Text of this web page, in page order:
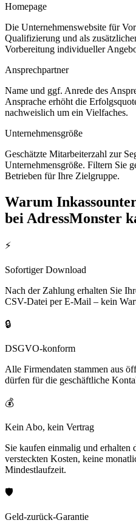
Homepage
Die Unternehmenswebsite für
Qualifizierung und als
Vorbereitung individueller
Ansprechpartner
Name und ggf. Anrede des
Ansprache erhöht die
nachweislich um ein Vielfaches.
Unternehmensgröße
Geschätzte Mitarbeiterzahl zur
Unternehmensgröße. Filtern Sie
Betrieben für Ihre Zielgruppe.
Warum
bei AdressMonster
⚡
Sofortiger Download
Nach der Zahlung erhalten Sie
CSV-Datei per E-Mail – kein
🔒
DSGVO-konform
Alle Firmendaten stammen aus
dürfen für die geschäftliche
💰
Kein Abo, kein Vertrag
Sie kaufen einmalig und erhalten
versteckten Kosten, keine
Mindestlaufzeit.
🛡️
Geld-zurück-Garantie